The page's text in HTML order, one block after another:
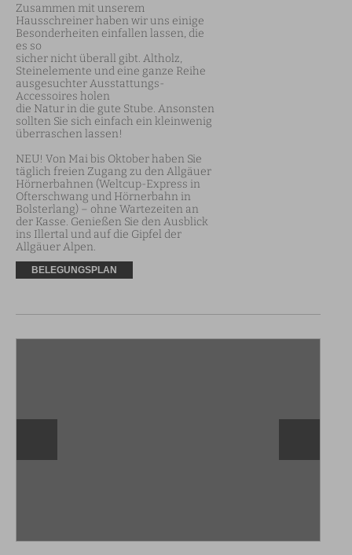
Zusammen mit unserem
Hausschreiner haben wir uns einige
Besonderheiten einfallen lassen, die
es so
sicher nicht überall gibt. Altholz,
Steinelemente und eine ganze Reihe
ausgesuchter Ausstattungs-
Accessoires holen
die Natur in die gute Stube. Ansonsten
sollten Sie sich einfach ein kleinwenig
überraschen lassen!
NEU! Von Mai bis Oktober haben Sie
täglich freien Zugang zu den Allgäuer
Hörnerbahnen (Weltcup-Express in
Ofterschwang und Hörnerbahn in
Bolsterlang) – ohne Wartezeiten an
der Kasse. Genießen Sie den Ausblick
ins Illertal und auf die Gipfel der
Allgäuer Alpen.
BELEGUNGSPLAN